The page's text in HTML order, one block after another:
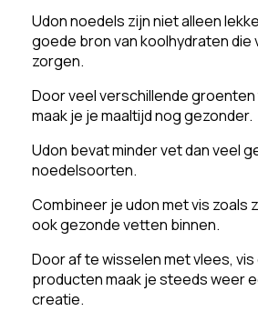
Udon noedels zijn niet alleen
goede bron van koolhydraten die
zorgen.
Door veel verschillende
maak je je maaltijd nog gezonder.
Udon bevat minder vet dan veel
noedelsoorten.
Combineer je udon met vis zoals
ook gezonde vetten binnen.
Door af te wisselen met vlees,
producten maak je steeds weer
creatie.